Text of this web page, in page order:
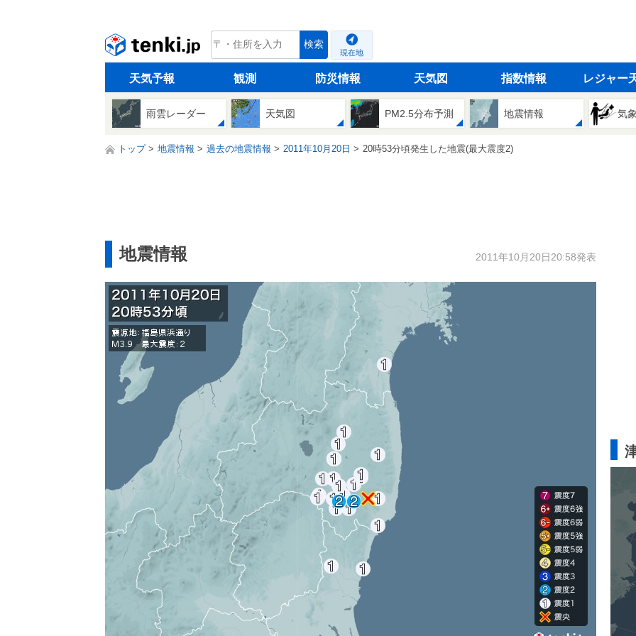
tenki.jp 検索
現在地
天気予報 観測 防災情報 天気図 指数情報 レジャー
雨雲レーダー 天気図 PM2.5分布予測 地震情報 気
トップ 地震情報 過去の地震情報 2011年10月20日 20時53分頃発生した地震(最大震度2)
地震情報 2011年10月20日20:58発表